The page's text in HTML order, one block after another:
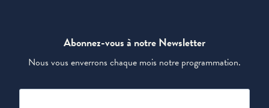
Abonnez-vous à notre Newsletter
Nous vous enverrons chaque mois notre programmation.